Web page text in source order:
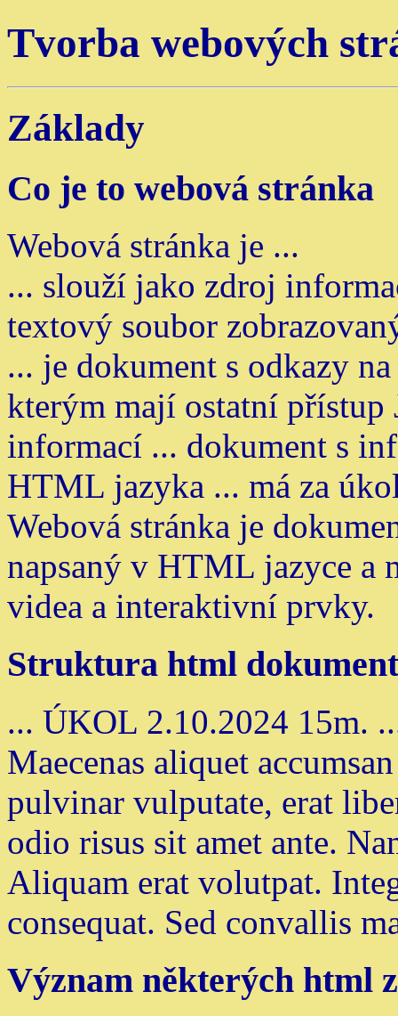
Tvorba webových
Základy
Co je to webová stránka
Webová stránka je ...
... slouží jako zdroj
textový soubor
... je dokument s odkazy
kterým mají ostatní přístup
informací ... dokument s
HTML jazyka ... má za
Webová stránka je
napsaný v HTML jazyce a
videa a interaktivní prvky.
Struktura html
... ÚKOL 2.10.2024 15m.
Maecenas aliquet
pulvinar vulputate, erat
odio risus sit amet ante.
Aliquam erat volutpat.
consequat. Sed convallis
Význam některých html